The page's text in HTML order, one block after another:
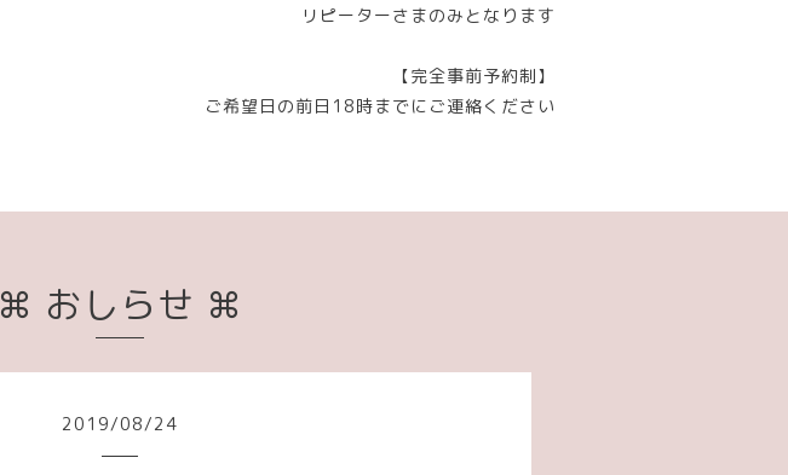
リピーターさまのみとなります
【完全事前予約制】
ご希望日の前日18時までにご連絡ください
⌘ おしらせ ⌘
2019/08/24